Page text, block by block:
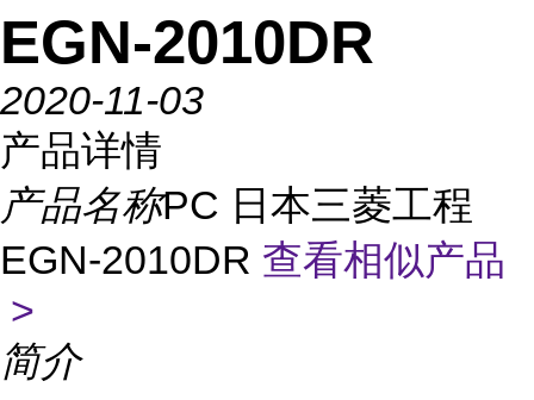
EGN-2010DR
2020-11-03
产品详情
产品名称PC 日本三菱工程
EGN-2010DR 查看相似产品
>
简介